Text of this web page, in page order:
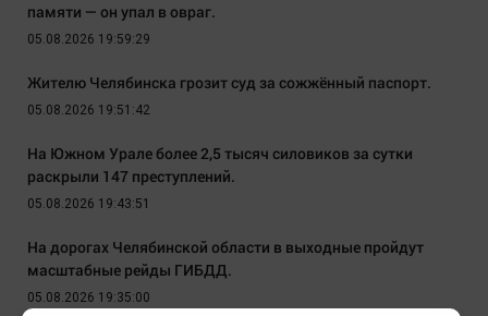
памяти — он упал в овраг.
05.08.2026 19:59:29
Жителю Челябинска грозит суд за сожжённый паспорт.
05.08.2026 19:51:42
На Южном Урале более 2,5 тысяч силовиков за сутки
раскрыли 147 преступлений.
05.08.2026 19:43:51
На дорогах Челябинской области в выходные пройдут
масштабные рейды ГИБДД.
05.08.2026 19:35:00